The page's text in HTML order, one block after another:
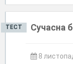
ТЕСТ Сучасна
8